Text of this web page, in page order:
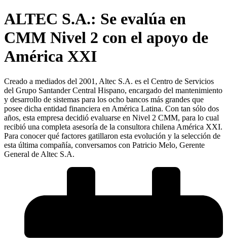
ALTEC S.A.: Se evalúa en
CMM Nivel 2 con el apoyo de
América XXI
Creado a mediados del 2001, Altec S.A. es el Centro de Servicios
del Grupo Santander Central Hispano, encargado del mantenimiento
y desarrollo de sistemas para los ocho bancos más grandes que
posee dicha entidad financiera en América Latina. Con tan sólo dos
años, esta empresa decidió evaluarse en Nivel 2 CMM, para lo cual
recibió una completa asesoría de la consultora chilena América XXI.
Para conocer qué factores gatillaron esta evolución y la selección de
esta última compañía, conversamos con Patricio Melo, Gerente
General de Altec S.A.